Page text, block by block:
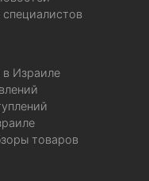
Израиле
товаров